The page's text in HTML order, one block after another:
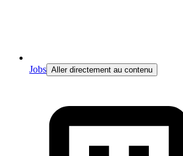
Jobs Aller directement au contenu